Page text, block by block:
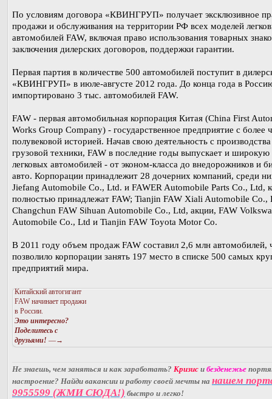
По условиям договора «КВИНГРУП» получает эксклюзивное
продажи и обслуживания на территории РФ всех моделей
автомобилей FAW, включая право использования товарных
заключения дилерских договоров, поддержки гарантии.
Первая партия в количестве 500 автомобилей поступит в
«КВИНГРУП» в июле-августе 2012 года. До конца года в
импортировано 3 тыс. автомобилей FAW.
FAW - первая автомобильная корпорация Китая (China First
Works Group Company) - государственное предприятие с более
полувековой историей. Начав свою деятельность с
грузовой техники, FAW в последние годы выпускает и широкую
легковых автомобилей - от эконом-класса до внедорожников и
авто. Корпорации принадлежит 28 дочерних компаний, среди
Jiefang Automobile Co., Ltd. и FAWER Automobile Parts Co., Ltd,
полностью принадлежат FAW; Tianjin FAW Xiali Automobile Co.,
Changchun FAW Sihuan Automobile Co., Ltd, акции, FAW
Automobile Co., Ltd и Tianjin FAW Toyota Motor Co.
В 2011 году объем продаж FAW составил 2,6 млн автомобилей,
позволило корпорации занять 197 место в списке 500 самых
предприятий мира.
Китайский автогигант
FAW начинает продажи
в России.
Это интересно?
Поделитесь с
друзьями! —→
Не знаешь, чем заняться и как заработать? Кризис и безденежье
настроение? Найди вакансии и работу своей мечты на нашем
9955599 (ЖМИ СЮДА!) быстро и легко!